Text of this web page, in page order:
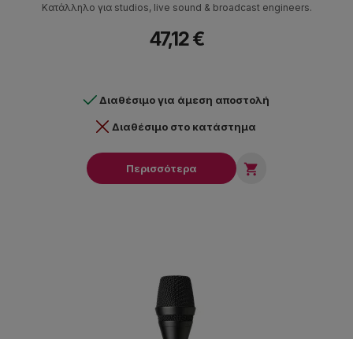
Κατάλληλο για studios, live sound & broadcast engineers.
47,12 €
Διαθέσιμο για άμεση αποστολή
Διαθέσιμο στο κατάστημα
Περισσότερα 